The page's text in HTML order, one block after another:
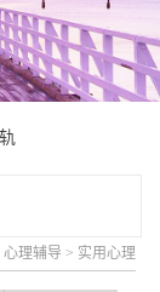
心理辅导 > 实用心理